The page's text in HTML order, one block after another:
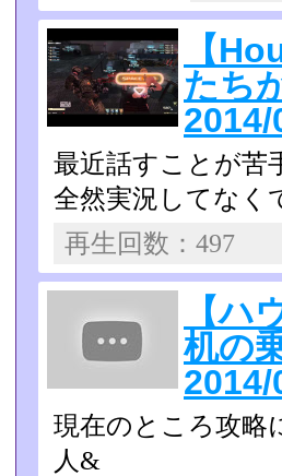
【
たち
2014/
最近話すことが苦
全然実況してなく
再生回数：
【ハ
机の
2014/
現在のところ攻略
人&